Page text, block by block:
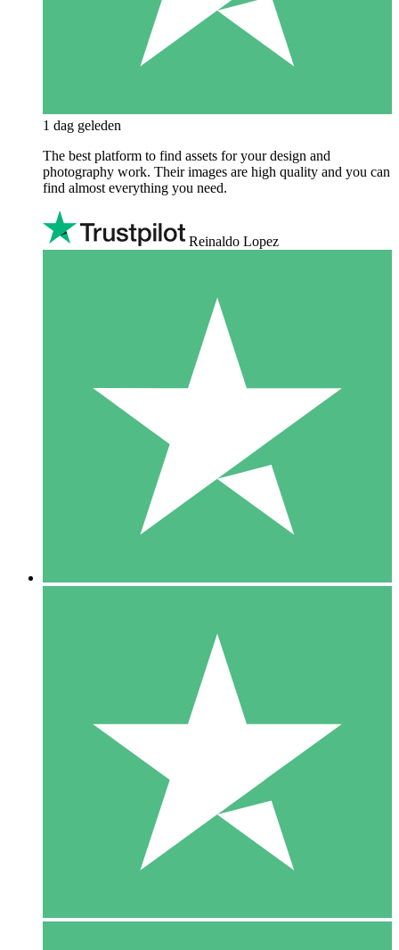
1 dag geleden
The best platform to find assets for your design and
photography work. Their images are high quality and you can
find almost everything you need.
Reinaldo Lopez